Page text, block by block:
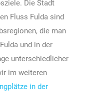
Die Stadt
Fluss Fulda sind
die man
und in der
unterschiedlicher
im weiteren
in der